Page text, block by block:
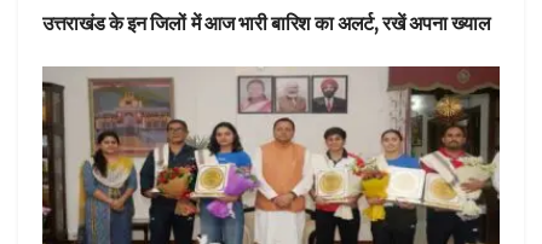
उत्तराखंड के इन जिलों में आज भारी बारिश का अलर्ट, रखें अपना ख्याल